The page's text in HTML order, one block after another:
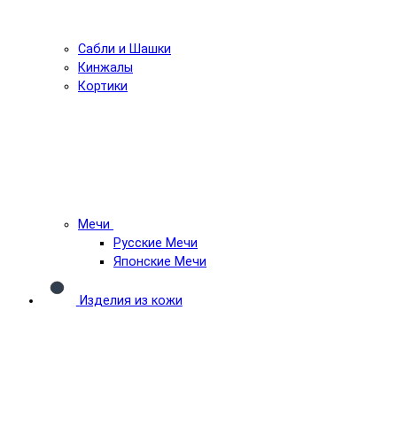
Сабли и Шашки
Кинжалы
Кортики
Мечи
Русские Мечи
Японские Мечи
Изделия из кожи